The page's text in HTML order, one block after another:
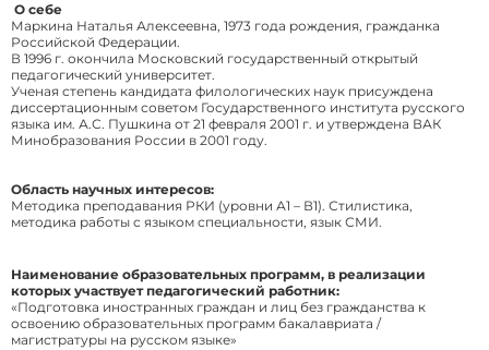
О себе
Маркина Наталья Алексеевна, 1973 года рождения, гражданка
Российской Федерации.
В 1996 г. окончила Московский государственный открытый
педагогический университет.
Ученая степень кандидата филологических наук присуждена
диссертационным советом Государственного института русского
языка им. А.С. Пушкина от 21 февраля 2001 г. и утверждена ВАК
Минобразования России в 2001 году.
Область научных интересов:
Методика преподавания РКИ (уровни А1 – В1). Стилистика,
методика работы с языком специальности, язык СМИ.
Наименование образовательных программ, в реализации
которых участвует педагогический работник:
«Подготовка иностранных граждан и лиц без гражданства к
освоению образовательных программ бакалавриата /
магистратуры на русском языке»